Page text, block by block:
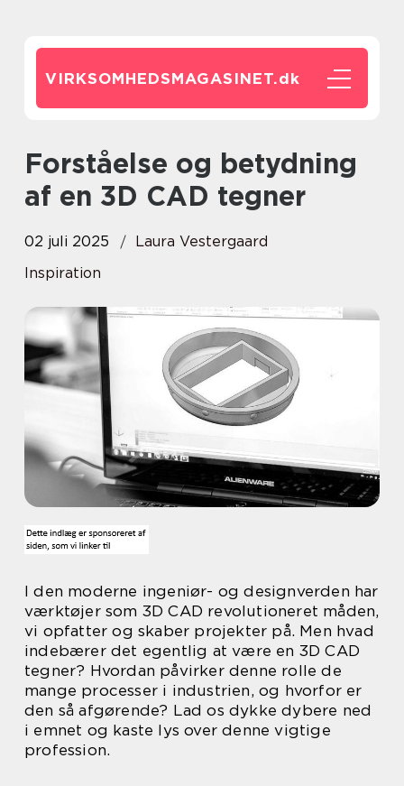
VIRKSOMHEDSMAGASINET.dk
Forståelse og betydning
af en 3D CAD tegner
02 juli 2025
Laura Vestergaard
Inspiration
I den moderne ingeniør- og designverden har
værktøjer som 3D CAD revolutioneret måden,
vi opfatter og skaber projekter på. Men hvad
indebærer det egentlig at være en 3D CAD
tegner? Hvordan påvirker denne rolle de
mange processer i industrien, og hvorfor er
den så afgørende? Lad os dykke dybere ned
i emnet og kaste lys over denne vigtige
profession.